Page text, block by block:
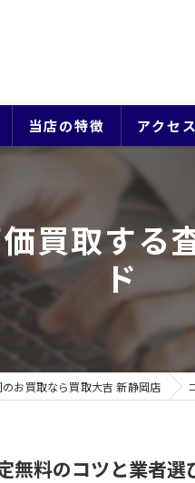
当店の特徴
ブランド
ジュエリー
時計
アクセス
買取する
ド
のお買取なら買取大吉 新静岡店
無料のコツと業者選